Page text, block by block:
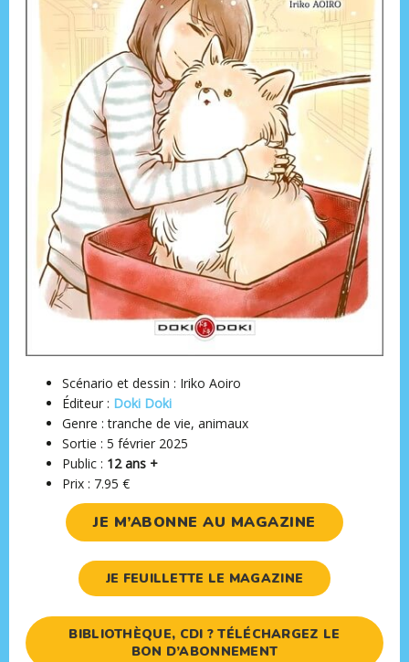
Scénario et dessin : Iriko Aoiro
Éditeur : Doki Doki
Genre : tranche de vie, animaux
Sortie : 5 février 2025
Public : 12 ans +
Prix : 7.95 €
JE M’ABONNE AU MAGAZINE
JE FEUILLETTE LE MAGAZINE
BIBLIOTHÈQUE, CDI ? TÉLÉCHARGEZ LE
BON D’ABONNEMENT